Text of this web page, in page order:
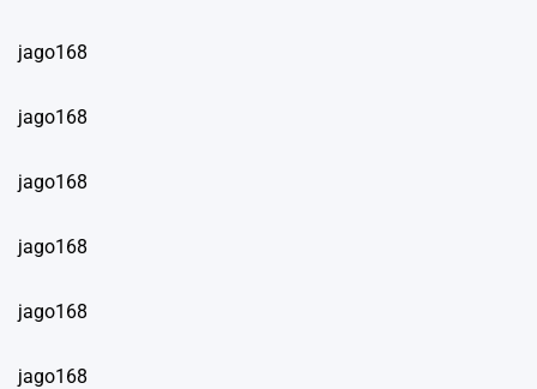
jago168
jago168
jago168
jago168
jago168
jago168